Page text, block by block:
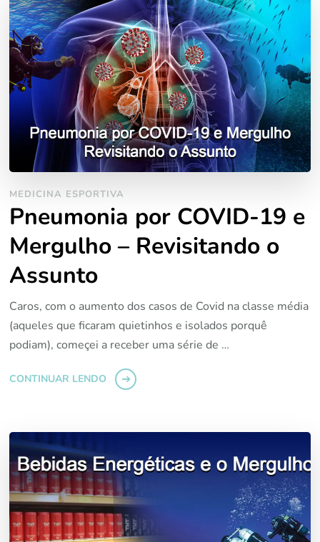
MEDICINA ESPORTIVA
Pneumonia por COVID-19 e
Mergulho – Revisitando o
Assunto
Caros, com o aumento dos casos de Covid na classe média
(aqueles que ficaram quietinhos e isolados porquê
podiam), começei a receber uma série de …
CONTINUAR LENDO